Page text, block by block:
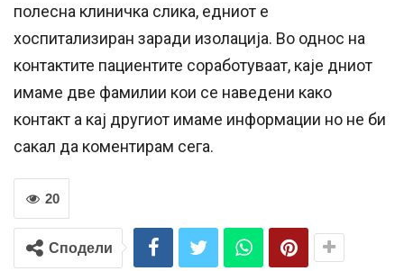
полесна клиничка слика, едниот е
хоспитализиран заради изолација. Во однос на
контактите пациентите соработуваат, каје дниот
имаме две фамилии кои се наведени како
контакт а кај другиот имаме информации но не би
сакал да коментирам сега.
20
Сподели